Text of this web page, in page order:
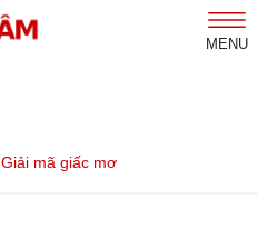
MENU
Giải mã giấc mơ